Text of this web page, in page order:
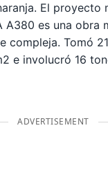
El proyecto
A380 es una obra
compleja. Tomó
e involucró 16
ADVERTISEMENT